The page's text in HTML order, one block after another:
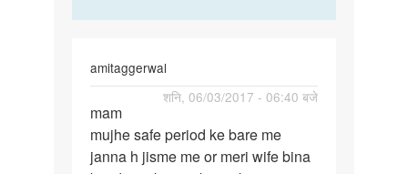
amitaggerwal
शनि, 06/03/2017 - 06:40 बजे
mam
mujhe
safe
mam
mujhe safe period ke bare me
janna h jisme me or meri wife bina